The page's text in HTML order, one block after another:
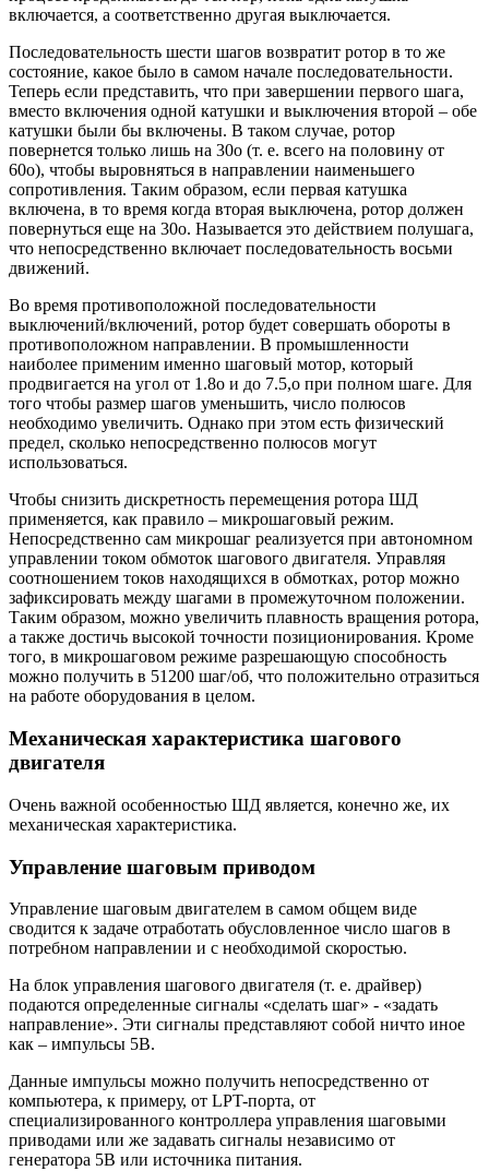
включается, а соответственно другая выключается.
Последовательность шести шагов возвратит ротор в то же
состояние, какое было в самом начале последовательности.
Теперь если представить, что при завершении первого шага,
вместо включения одной катушки и выключения второй – обе
катушки были бы включены. В таком случае, ротор
повернется только лишь на 30о (т. е. всего на половину от
60о), чтобы выровняться в направлении наименьшего
сопротивления. Таким образом, если первая катушка
включена, в то время когда вторая выключена, ротор должен
повернуться еще на 30о. Называется это действием полушага,
что непосредственно включает последовательность восьми
движений.
Во время противоположной последовательности
выключений/включений, ротор будет совершать обороты в
противоположном направлении. В промышленности
наиболее применим именно шаговый мотор, который
продвигается на угол от 1.8о и до 7.5,о при полном шаге. Для
того чтобы размер шагов уменьшить, число полюсов
необходимо увеличить. Однако при этом есть физический
предел, сколько непосредственно полюсов могут
использоваться.
Чтобы снизить дискретность перемещения ротора ШД
применяется, как правило – микрошаговый режим.
Непосредственно сам микрошаг реализуется при автономном
управлении током обмоток шагового двигателя. Управляя
соотношением токов находящихся в обмотках, ротор можно
зафиксировать между шагами в промежуточном положении.
Таким образом, можно увеличить плавность вращения ротора,
а также достичь высокой точности позиционирования. Кроме
того, в микрошаговом режиме разрешающую способность
можно получить в 51200 шаг/об, что положительно отразиться
на работе оборудования в целом.
Механическая характеристика шагового
двигателя
Очень важной особенностью ШД является, конечно же, их
механическая характеристика.
Управление шаговым приводом
Управление шаговым двигателем в самом общем виде
сводится к задаче отработать обусловленное число шагов в
потребном направлении и с необходимой скоростью.
На блок управления шагового двигателя (т. е. драйвер)
подаются определенные сигналы «сделать шаг» - «задать
направление». Эти сигналы представляют собой ничто иное
как – импульсы 5В.
Данные импульсы можно получить непосредственно от
компьютера, к примеру, от LPT-порта, от
специализированного контроллера управления шаговыми
приводами или же задавать сигналы независимо от
генератора 5В или источника питания.